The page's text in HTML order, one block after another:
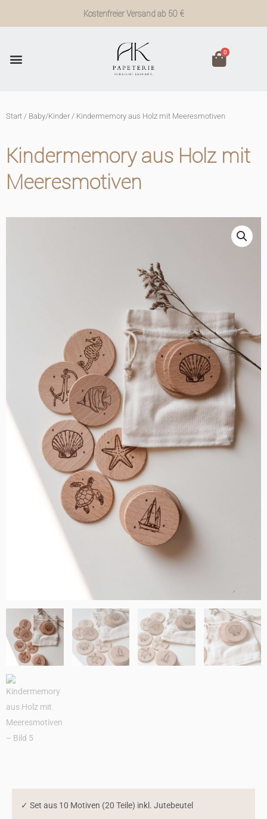
Kostenfreier Versand ab 50 €
0
Start / Baby/Kinder / Kindermemory aus Holz mit Meeresmotiven
Kindermemory aus Holz mit
Meeresmotiven
✓ Set aus 10 Motiven (20 Teile) inkl. Jutebeutel